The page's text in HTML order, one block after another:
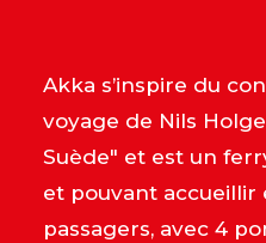
Akka s’inspire du
voyage de Nils
Suède" et est un
et pouvant accueillir
passagers, avec 4